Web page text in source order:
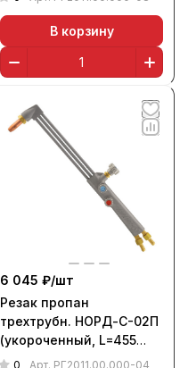
В корзину
6 045 ₽/шт
Резак пропан
трехтрубн. НОРД-С-02П
(укороченный, L=455
мм)
0 Арт. РГ2011.00.000-04